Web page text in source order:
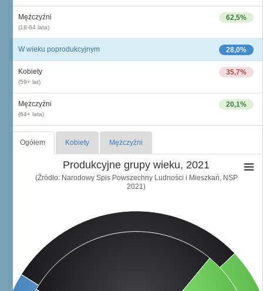
62,5%
Mężczyźni
(18-64 lata)
28,0%
W wieku poprodukcyjnym
35,7%
Kobiety
(59+ lat)
20,1%
Mężczyźni
(64+ lata)
Ogółem Kobiety Mężczyźni
Produkcyjne grupy wieku, 2021
(Źródło: Narodowy Spis Powszechny Ludności i Mieszkań, NSP
2021)